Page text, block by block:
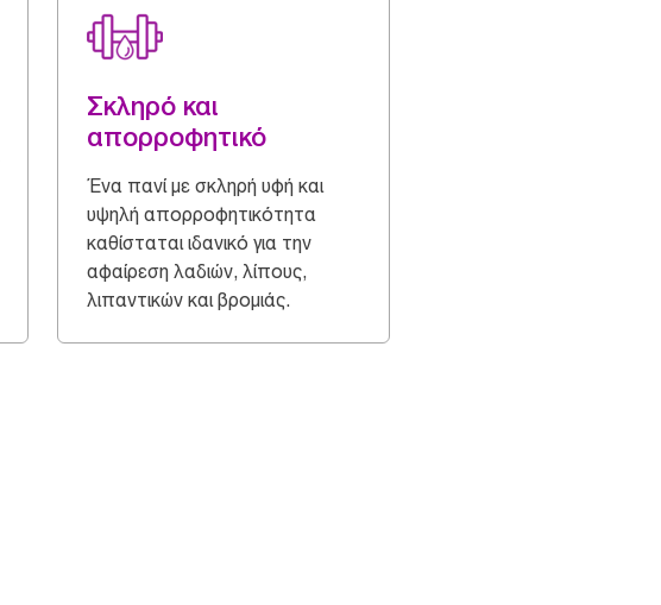
Σκληρό και
απορροφητικό
Ένα πανί με σκληρή υφή και
υψηλή απορροφητικότητα
καθίσταται ιδανικό για την
αφαίρεση λαδιών, λίπους,
λιπαντικών και βρομιάς.